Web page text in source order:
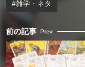
#雑学・ネタ
前の記事 Prev